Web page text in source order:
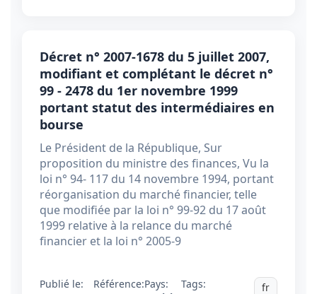
Décret n° 2007-1678 du 5 juillet 2007,
modifiant et complétant le décret n°
99 - 2478 du 1er novembre 1999
portant statut des intermédiaires en
bourse
Le Président de la République, Sur
proposition du ministre des finances, Vu la
loi n° 94- 117 du 14 novembre 1994, portant
réorganisation du marché financier, telle
que modifiée par la loi n° 99-92 du 17 août
1999 relative à la relance du marché
financier et la loi n° 2005-9
Publié le:
Référence:Pays:
Tags:
fr